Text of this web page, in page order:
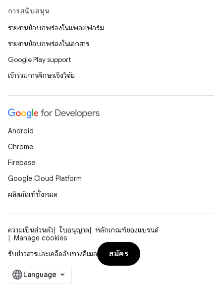
การสนับสนุน
รายงานข้อบกพร่องในแพลตฟอร์ม
รายงานข้อบกพร่องในเอกสาร
Google Play support
เข้าร่วมการศึกษาเชิงวิจัย
Android
Chrome
Firebase
Google Cloud Platform
ผลิตภัณฑ์ทั้งหมด
ความเป็นส่วนตัว ใบอนุญาต
หลักเกณฑ์ของแบรนด์
Manage cookies
รับข่าวสารและเคล็ดลับทางอีเมล
สมัคร